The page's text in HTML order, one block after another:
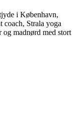
i København,
Strala yoga
og madnørd med stort